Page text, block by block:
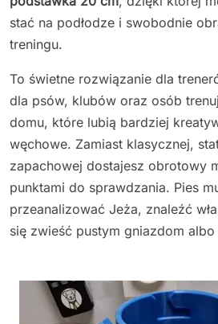
stać na podłodze i swobodnie
treningu.
To świetne rozwiązanie dla
dla psów, klubów oraz osób
domu, które lubią bardziej
węchowe. Zamiast klasycznej,
zapachowej dostajesz obrotowy
punktami do sprawdzania. Pies
przeanalizować Jeża, znaleźć
się zwieść pustym gniazdom albo